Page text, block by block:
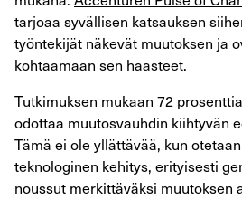
tarjoaa syvällisen katsauksen
työntekijät näkevät muutoksen ja
kohtaamaan sen haasteet.
Tutkimuksen mukaan 72
odottaa muutosvauhdin kiihtyvän
Tämä ei ole yllättävää, kun
teknologinen kehitys, erityisesti
noussut merkittäväksi muutoksen